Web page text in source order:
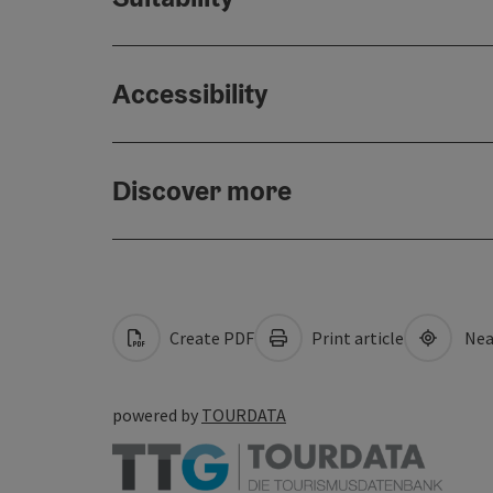
Accessibility
Discover more
Create PDF Print article
powered by TOURDATA